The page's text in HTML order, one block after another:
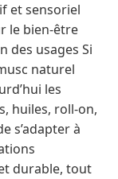
et sensoriel
le bien-être
des usages Si
naturel
les
huiles, roll-on,
s’adapter à
durable, tout